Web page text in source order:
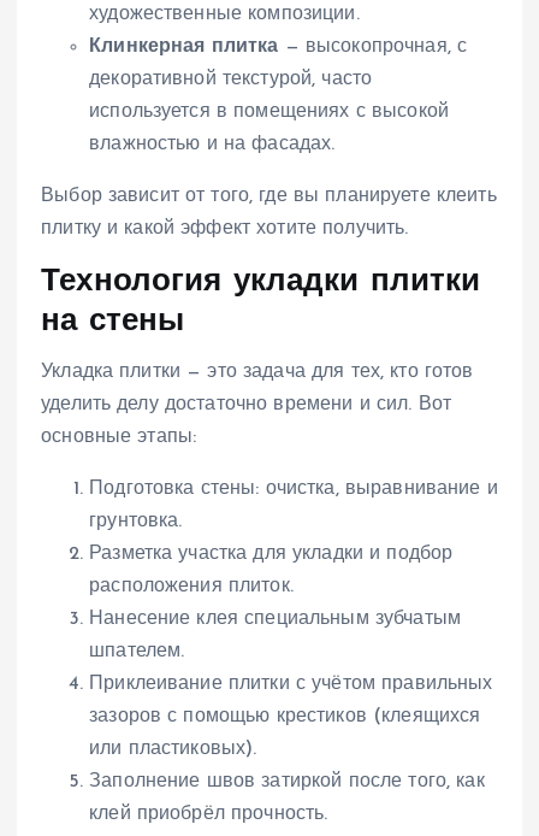
художественные композиции.
Клинкерная плитка — высокопрочная, с
декоративной текстурой, часто
используется в помещениях с высокой
влажностью и на фасадах.
Выбор зависит от того, где вы планируете клеить
плитку и какой эффект хотите получить.
Технология укладки плитки
на стены
Укладка плитки — это задача для тех, кто готов
уделить делу достаточно времени и сил. Вот
основные этапы:
Подготовка стены: очистка, выравнивание и
грунтовка.
Разметка участка для укладки и подбор
расположения плиток.
Нанесение клея специальным зубчатым
шпателем.
Приклеивание плитки с учётом правильных
зазоров с помощью крестиков (клеящихся
или пластиковых).
Заполнение швов затиркой после того, как
клей приобрёл прочность.